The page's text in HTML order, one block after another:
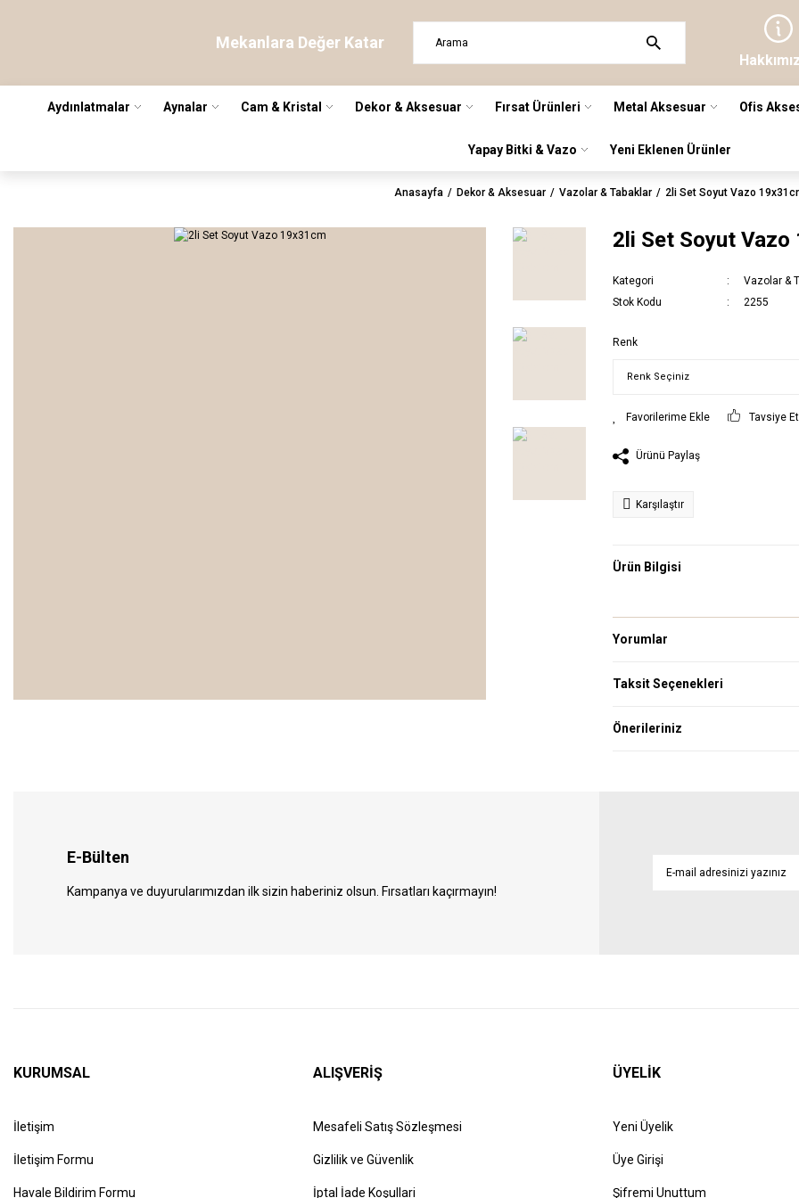
Mekanlara Değer Katar
Aydınlatmalar Aynalar Cam & Kristal Dekor & Aksesuar Fırsat Ürünleri Metal Aksesuar Ofis
Yapay Bitki & Vazo Yeni Eklenen Ürünler
Anasayfa Dekor & Aksesuar Vazolar & Tabaklar 2li Set Soyut Vazo
2li Set Soyut Vazo
Kategori
Vazolar &
Stok Kodu
2255
Renk
Tavsiye Et
Ürünü Paylaş
Karşılaştır
Ürün Bilgisi
Yorumlar
Taksit Seçenekleri
Önerileriniz
E-Bülten
Kampanya ve duyurularımızdan ilk sizin haberiniz olsun. Fırsatları kaçırmayın!
KURUMSAL
İletişim
İletişim Formu
Havale Bildirim Formu
ALIŞVERİŞ
Mesafeli Satış Sözleşmesi
Gizlilik ve Güvenlik
İptal İade Koşullari
ÜYELİK
Yeni Üyelik
Üye Girişi
Şifremi Unuttum